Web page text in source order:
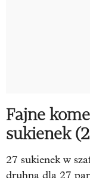
Fajne
sukienek
27 sukienek w
druhną dla 27